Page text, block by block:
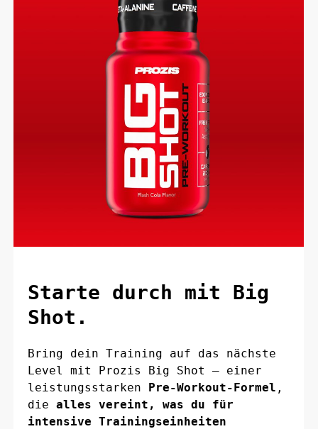
Starte durch mit Big
Shot.
Bring dein Training auf das nächste
Level mit Prozis Big Shot — einer
leistungsstarken Pre-Workout-Formel ,
diealles vereint, was du für
intensive Trainingseinheiten